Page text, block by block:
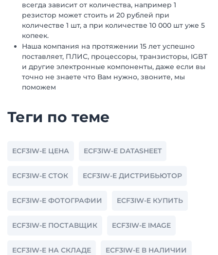
всегда зависит от количества, например 1
резистор может стоить и 20 рублей при
количестве 1 шт, а при количестве 10 000 шт уже 5
копеек.
Наша компания на протяжении 15 лет успешно
поставляет, ПЛИС, процессоры, транзисторы, IGBT
и другие электронные компоненты, даже если вы
точно не знаете что Вам нужно, звоните, мы
поможем
Теги по теме
ECF3IW-E ЦЕНА ECF3IW-E DATASHEET
ECF3IW-E СТОК ECF3IW-E ДИСТРИБЬЮТОР
ECF3IW-E ФОТОГРАФИИ ECF3IW-E КУПИТЬ
ECF3IW-E ПОСТАВЩИК ECF3IW-E IMAGE
ECF3IW-E НА СКЛАДЕ ECF3IW-E В НАЛИЧИИ